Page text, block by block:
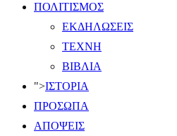
ΠΟΛΙΤΙΣΜΟΣ
ΕΚΔΗΛΩΣΕΙΣ
ΤΕΧΝΗ
ΒΙΒΛΙΑ
">ΙΣΤΟΡΙΑ
ΠΡΟΣΩΠΑ
ΑΠΟΨΕΙΣ